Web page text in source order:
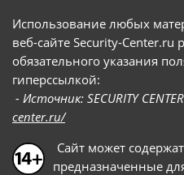
Использование любых
веб-сайте Security-Center.ru
обязательного указания
гиперссылкой:
- Источник: SECURITY CENTER
center.ru/
Сайт может
предназначенные